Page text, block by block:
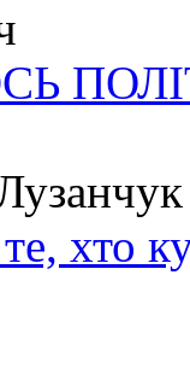
хто